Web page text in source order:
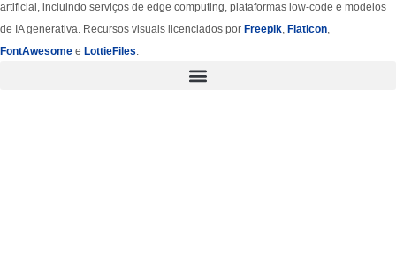
artificial, incluindo serviços de edge computing, plataformas low-code e modelos
de IA generativa. Recursos visuais licenciados por Freepik, Flaticon,
FontAwesome e LottieFiles.